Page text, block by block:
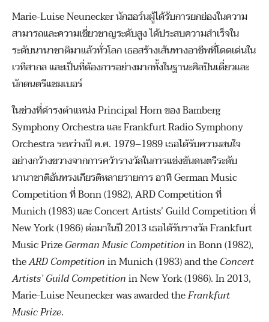
Marie-Luise Neunecker นักฮอร์นผู้ได้รับการยกย่องในความ
สามารถและความเชี่ยวชาญระดับสูง ได้ประสบความสำเร็จใน
ระดับนานาชาติมาแล้วทั่วโลก เธอสร้างเส้นทางอาชีพที่โดดเด่นใน
เวทีสากล และเป็นที่ต้องการอย่างมากทั้งในฐานะศิลปินเดี่ยวและ
นักดนตรีแชมเบอร์
ในช่วงที่ดำรงตำแหน่ง Principal Horn ของ Bamberg
Symphony Orchestra และ Frankfurt Radio Symphony
Orchestra ระหว่างปี ค.ศ. 1979–1989 เธอได้รับความสนใจ
อย่างกว้างขวางจากการคว้ารางวัลในการแข่งขันดนตรีระดับ
นานาชาติอันทรงเกียรติหลายรายการ อาทิ German Music
Competition ที่ Bonn (1982), ARD Competition ที่
Munich (1983) และ Concert Artists’ Guild Competition ที่
New York (1986) ต่อมาในปี 2013 เธอได้รับรางวัล Frankfurt
Music PrizeGerman Music Competitionin Bonn (1982),
theARD Competitionin Munich (1983) and theConcert
Artists’ Guild Competitionin New York (1986). In 2013,
Marie-Luise Neunecker was awarded theFrankfurt
Music Prize.